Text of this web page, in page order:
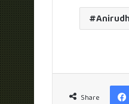
Share